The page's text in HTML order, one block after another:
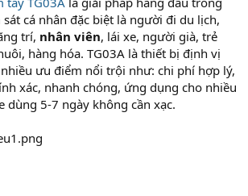
cá nhân đặc biệt là người đi du lịch,
trí, nhân viên, lái xe, người già, trẻ
hàng hóa. TG03A là thiết bị định vị
ưu điểm nổi trội như: chi phí hợp lý,
xác, nhanh chóng, ứng dụng cho nhiều
dùng 5-7 ngày không cần xạc.